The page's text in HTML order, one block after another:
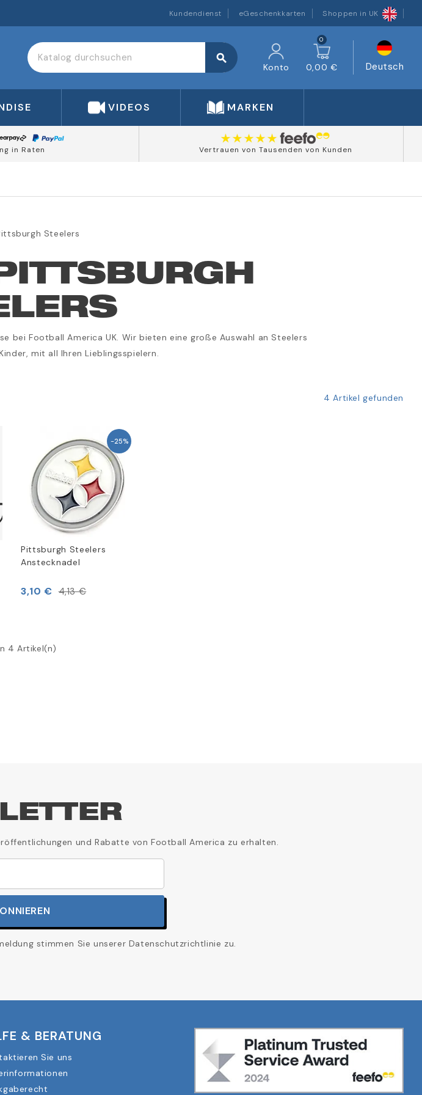
Kundendienst eGeschenkkarten Shoppen in UK
search
Konto
0
0,00 € Deutsch
VIDEOS MARKEN
in Raten Vertrauen von Tausenden von Kunden
bei Football America UK. Wir bieten eine große Auswahl an Steelers
mit all Ihren Lieblingsspielern.
4 Artikel gefunden
-25%
Pittsburgh Steelers
Anstecknadel
3,10 € 4,13 €
4 Artikel(n)
und Rabatte von Football America zu erhalten.
stimmen Sie unserer Datenschutzrichtlinie zu.
& BERATUNG
Sie uns